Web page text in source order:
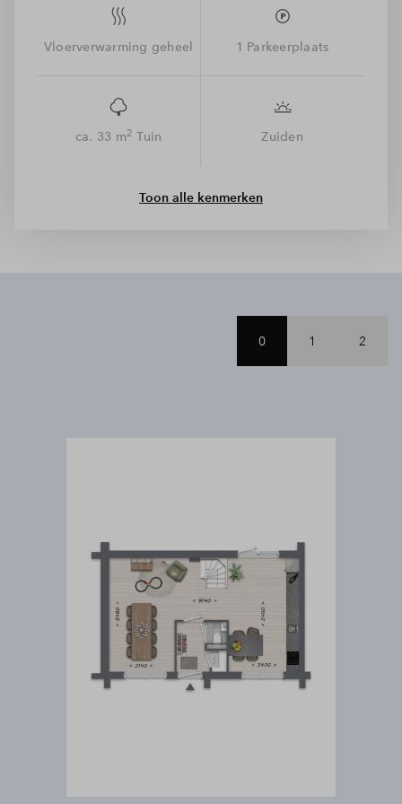
binnen 10 fietsminuten sta je al in hartje Arnhem vol winkels,
restaurants en terrassen. Dat is groen wonen, met de stad
Vloerverwarming geheel 1 Parkeerplaats
ca. 33 m2 Tuin Zuiden
Toon alle kenmerken
0 1 2